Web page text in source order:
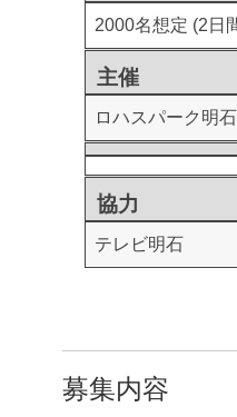
2000名想定 (2日
主催
ロハスパーク明石
協力
テレビ明石
募集内容